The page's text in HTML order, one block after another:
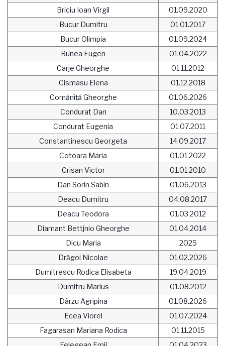
Briciu Ioan Virgil
01.09.2020
Bucur Dumitru
01.01.2017
Bucur Olimpia
01.09.2024
Bunea Eugen
01.04.2022
Carje Gheorghe
01.11.2012
Cismasu Elena
01.12.2018
Comăniță Gheorghe
01.06.2026
Condurat Dan
10.03.2013
Condurat Eugenia
01.07.2011
Constantinescu Georgeta
14.09.2017
Cotoara Maria
01.01.2022
Crisan Victor
01.01.2010
Dan Sorin Sabin
01.06.2013
Deacu Dumitru
04.08.2017
Deacu Teodora
01.03.2012
Diamant Bettjnio Gheorghe
01.04.2014
Dicu Maria
2025
Drăgoi Nicolae
01.02.2026
Dumitrescu Rodica Elisabeta
19.04.2019
Dumitru Marius
01.08.2012
Dârzu Agripina
01.08.2026
Ecea Viorel
01.07.2024
Fagarasan Mariana Rodica
01.11.2015